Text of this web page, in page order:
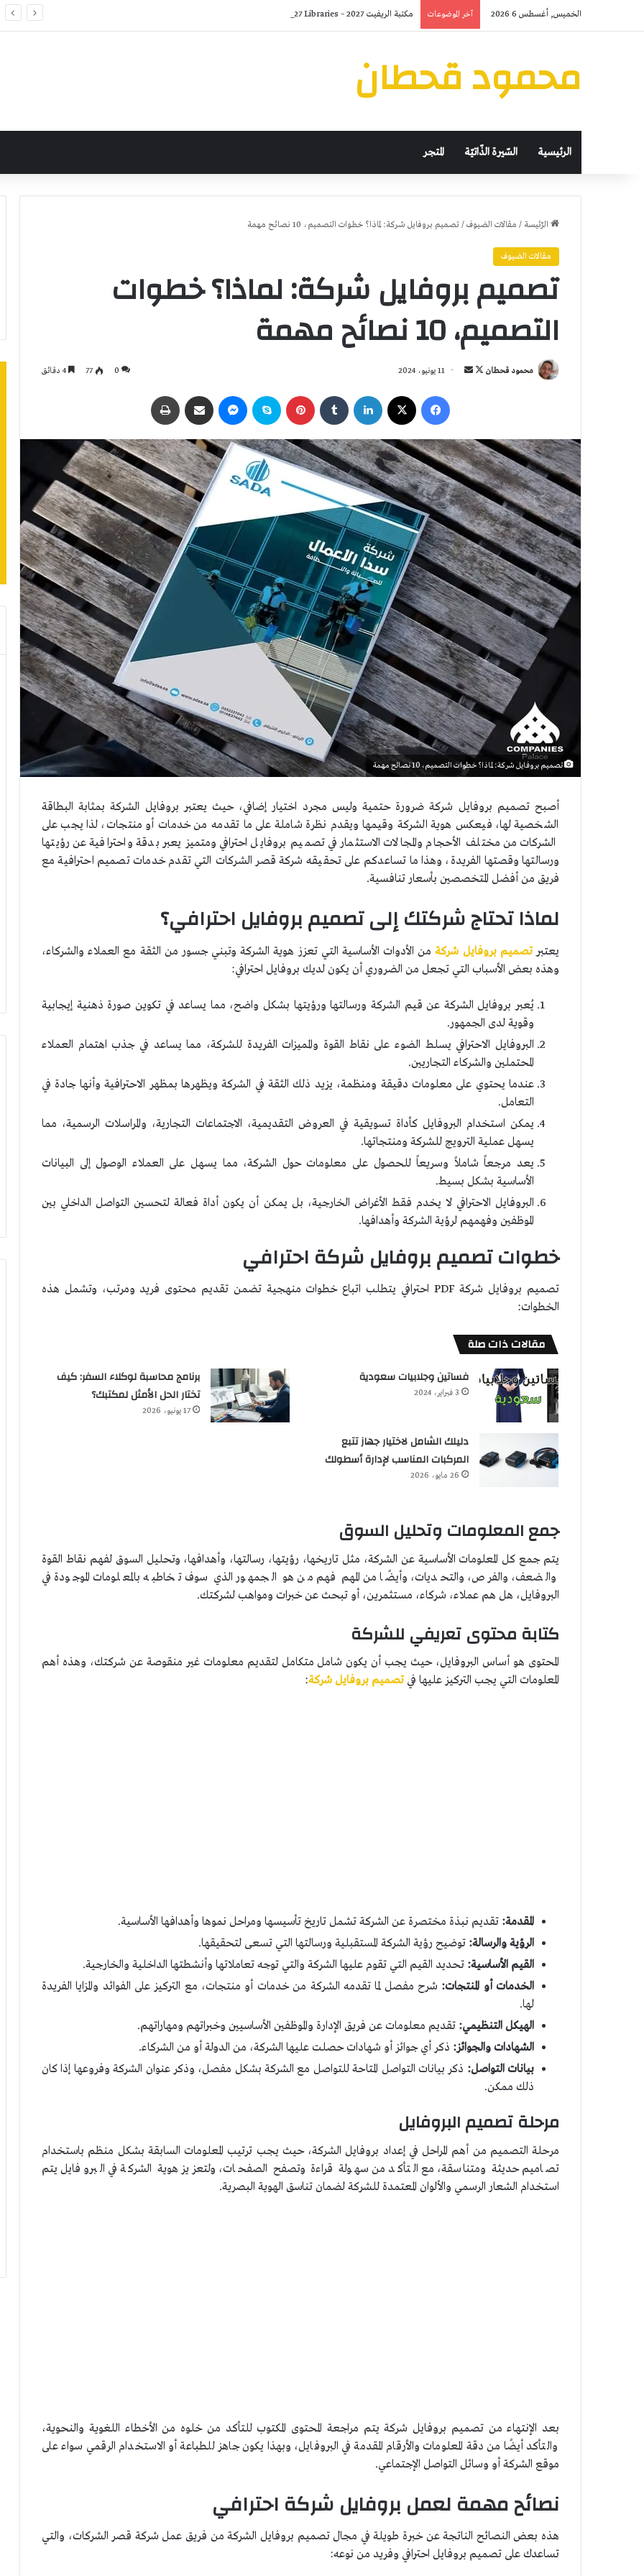
الخميس, أغسطس 6 2026 آخر الموضوعات مكتبة الريفيت 2027 – Revit 2027 Libraries
محمود قحطان
الرئيسية السّيرة الذّاتيّة المتجر
الرّئيسة / مقالات الضيوف/تصميم بروفايل شركة: لماذا؟ خطوات التصميم، 10 نصائح مهمة
مقالات الضيوف
تصميم بروفايل شركة: لماذا؟ خطوات
التصميم، 10 نصائح مهمة
محمود قحطان
تابعأرسل
إلكترونيا
11 يونيو، 2024 0
77
فيسبوك لينكدإن بينتيريست سكايب ماسنجر مشاركة عبر البريد
تصميم بروفايل شركة: لماذا؟ خطوات التصميم، 10 نصائح مهمة
أصبح تصميم بروفايل شركة ضرورة حتمية وليس مجرد اختيار إضافي، حيث يعتبر بروفايل الشركة بمثابة البطاقة
الشخصية لها، فيعكس هوية الشركة وقيمها ويقدم نظرة شاملة على ما تقدمه من خدمات أو منتجات، لذا يجب على
الشركات من مختلف الأحجام والمجالات الاستثمار في تصميم بروفايل احترافي ومتميز يعبر بدقة واحترافية عن رؤيتها
ورسالتها وقصتها الفريدة، وهذا ما تساعدكم على تحقيقه شركة قصر الشركات التي تقدم خدمات تصميم احترافية مع
فريق من أفضل المتخصصين بأسعار تنافسية.
لماذا تحتاج شركتك إلى تصميم بروفايل احترافي؟
يعتبرتصميم بروفايل شركةمن الأدوات الأساسية التي تعزز هوية الشركة وتبني جسور من الثقة مع العملاء والشركاء،
وهذه بعض الأسباب التي تجعل من الضروري أن يكون لديك بروفايل احترافي:
يُعبر بروفايل الشركة عن قيم الشركة ورسالتها ورؤيتها بشكل واضح، مما يساعد في تكوين صورة ذهنية إيجابية
وقوية لدى الجمهور.
البروفايل الاحترافي يسلط الضوء على نقاط القوة والمميزات الفريدة للشركة، مما يساعد في جذب اهتمام العملاء
المحتملين والشركاء التجاريين.
عندما يحتوي على معلومات دقيقة ومنظمة، يزيد ذلك الثقة في الشركة ويظهرها بمظهر الاحترافية وأنها جادة في
التعامل.
يمكن استخدام البروفايل كأداة تسويقية في العروض التقديمية، الاجتماعات التجارية، والمراسلات الرسمية، مما
يسهل عملية الترويج للشركة ومنتجاتها.
يعد مرجعاً شاملاً وسريعاً للحصول على معلومات حول الشركة، مما يسهل على العملاء الوصول إلى البيانات
الأساسية بشكل بسيط.
البروفايل الاحترافي لا يخدم فقط الأغراض الخارجية، بل يمكن أن يكون أداة فعالة لتحسين التواصل الداخلي بين
الموظفين وفهمهم لرؤية الشركة وأهدافها.
خطوات تصميم بروفايل شركة احترافي
تصميم بروفايل شركة PDF احترافي يتطلب اتباع خطوات منهجية تضمن تقديم محتوى فريد ومرتب، وتشمل هذه
الخطوات:
مقالات ذات صلة
فساتين وجلابيات سعودية
3 فبراير، 2024
برنامج محاسبة لوكلاء السفر: كيف
تختار الحل الأمثل لمكتبك؟
17 يونيو، 2026
دليلك الشامل لاختيار جهاز تتبع
المركبات المناسب لإدارة أسطولك
26 مايو، 2026
جمع المعلومات وتحليل السوق
يتم جمع كل المعلومات الأساسية عن الشركة، مثل تاريخها، رؤيتها، رسالتها، وأهدافها، وتحليل السوق لفهم نقاط القوة
والضعف، والفرص، والتحديات، وأيضًا من المهم فهم من هو الجمهور الذي سوف تخاطبه بالمعلومات الموجودة في
البروفايل، هل هم عملاء، شركاء، مستثمرين، أو تبحث عن خبرات ومواهب لشركتك.
كتابة محتوى تعريفي للشركة
المحتوى هو أساس البروفايل، حيث يجب أن يكون شامل متكامل لتقديم معلومات غير منقوصة عن شركتك، وهذه أهم
المعلومات التي يجب التركيز عليها فيتصميم بروفايل شركة:
المقدمة: تقديم نبذة مختصرة عن الشركة تشمل تاريخ تأسيسها ومراحل نموها وأهدافها الأساسية.
الرؤية والرسالة: توضيح رؤية الشركة المستقبلية ورسالتها التي تسعى لتحقيقها.
القيم الأساسية: تحديد القيم التي تقوم عليها الشركة والتي توجه تعاملاتها وأنشطتها الداخلية والخارجية.
الخدمات أو المنتجات: شرح مفصل لما تقدمه الشركة من خدمات أو منتجات، مع التركيز على الفوائد والمزايا الفريدة
لها.
الهيكل التنظيمي: تقديم معلومات عن فريق الإدارة والموظفين الأساسيين وخبراتهم ومهاراتهم.
الشهادات والجوائز: ذكر أي جوائز أو شهادات حصلت عليها الشركة، من الدولة أو من الشركاء.
بيانات التواصل: ذكر بيانات التواصل المتاحة للتواصل مع الشركة بشكل مفصل، وذكر عنوان الشركة وفروعها إذا كان
ذلك ممكن.
مرحلة تصميم البروفايل
مرحلة التصميم من أهم المراحل في إعداد بروفايل الشركة، حيث يجب ترتيب المعلومات السابقة بشكل منظم باستخدام
تصاميم حديثة ومتناسقة، مع التأكد من سهولة قراءة وتصفح الصفحات، ولتعزيز هوية الشركة في البروفايل يتم
استخدام الشعار الرسمي والألوان المعتمدة للشركة لضمان تناسق الهوية البصرية.
بعد الإنتهاء من تصميم بروفايل شركة يتم مراجعة المحتوى المكتوب للتأكد من خلوه من الأخطاء اللغوية والنحوية،
والتأكد أيضًا من دقة المعلومات والأرقام المقدمة في البروفايل، وبهذا يكون جاهز للطباعة أو الاستخدام الرقمي سواء على
موقع الشركة أو وسائل التواصل الإجتماعي.
نصائح مهمة لعمل بروفايل شركة احترافي
هذه بعض النصائح الناتجة عن خبرة طويلة في مجال تصميم بروفايل الشركة من فريق عمل شركة قصر الشركات، والتي
تساعدك على تصميم بروفايل احترافي وفريد من نوعه:
الإضاءة
المتمحورة
(HCL)
Human
Centric
Lighting
3 يوليو، 2024
(HCL) Human Centric Lighting
الضوء
Internet
lighting
22 يوليو، 2024
(IoL)